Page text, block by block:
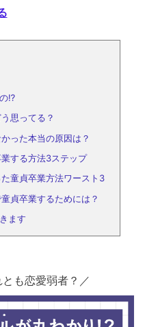
⁉
思ってる？
った本当の原因は？
する方法3ステップ
童貞卒業方法ワースト3
貞卒業するためには？
ます
も恋愛弱者？／